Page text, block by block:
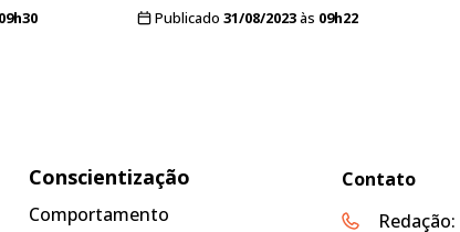
09h30 Publicado 31/08/2023às 09h22
Conscientização
Comportamento
Contato
Redação: